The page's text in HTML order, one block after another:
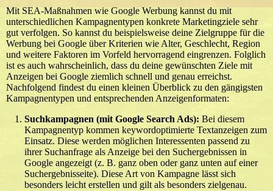
Mit SEA-Maßnahmen wie Google Werbung kannst du mit
unterschiedlichen Kampagnentypen konkrete Marketingziele sehr
gut verfolgen. So kannst du beispielsweise deine Zielgruppe für die
Werbung bei Google über Kriterien wie Alter, Geschlecht, Region
und weitere Faktoren im Vorfeld hervorragend eingrenzen. Folglich
ist es auch wahrscheinlich, dass du deine gewünschten Ziele mit
Anzeigen bei Google ziemlich schnell und genau erreichst.
Nachfolgend findest du einen kleinen Überblick zu den gängigsten
Kampagnentypen und entsprechenden Anzeigenformaten:
Suchkampagnen (mit Google Search Ads): Bei diesem
Kampagnentyp kommen keywordoptimierte Textanzeigen zum
Einsatz. Diese werden möglichen Interessenten passend zu
ihrer Suchanfrage als Anzeige bei den Suchergebnissen in
Google angezeigt (z. B. ganz oben oder ganz unten auf einer
Suchergebnisseite). Diese Art von Kampagne lässt sich
besonders leicht erstellen und gilt als besonders zielgenau.